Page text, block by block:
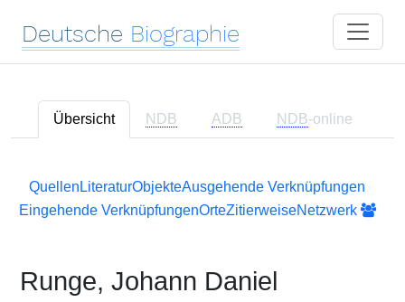
Deutsche Biographie
Übersicht NDB ADB NDB-online
Quellen LiteraturObjekteAusgehende Verknüpfungen
Eingehende VerknüpfungenOrteZitierweiseNetzwerk
Runge, Johann Daniel